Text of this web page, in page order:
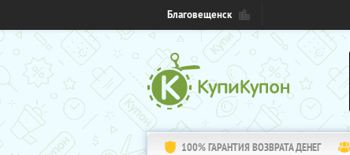
Благовещенск
100% ГАРАНТИЯ ВОЗВРАТА ДЕНЕГ